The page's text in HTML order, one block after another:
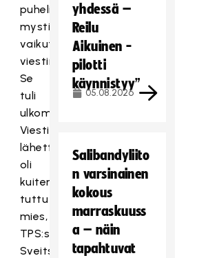
puhelimeensa
mystiseltä
vaikuttavan
viestin.
Se
tuli
ulkomailta.
Viestin
lähettäjä
oli
kuitenkin
tuttu
mies,
TPS:stä
Sveitsiin
yhdessä –
Reilu
Aikuinen -
pilotti
käynnistyy”
05.08.2026
Salibandyliito
n varsinainen
kokous
marraskuuss
a – näin
tapahtuvat